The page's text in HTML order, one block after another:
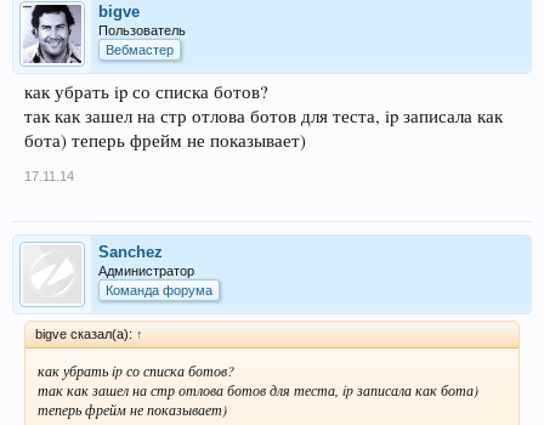
bigve
Пользователь
Вебмастер
как убрать ip со списка ботов?
так как зашел на стр отлова ботов для теста, ip записала как
бота) теперь фрейм не показывает)
17.11.14
Sanchez
Администратор
Команда форума
bigve сказал(а): ↑
как убрать ip со списка ботов?
так как зашел на стр отлова ботов для теста, ip записала как бота)
теперь фрейм не показывает)